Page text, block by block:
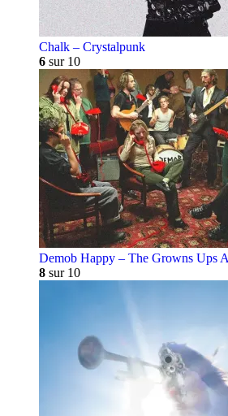
Chalk – Crystalpunk
6 sur 10
Demob Happy – The Growns Ups
8 sur 10